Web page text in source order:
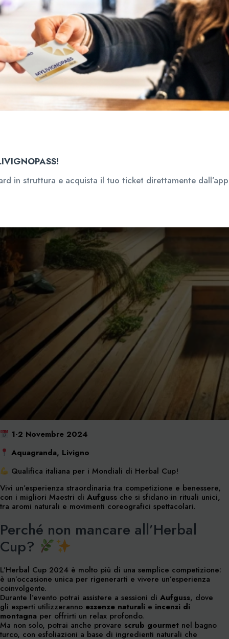
1-2 Novembre 2024
Aquagranda, Livigno
Qualifica italiana per i Mondiali di Herbal Cup!
Vivi un’esperienza straordinaria tra competizione e benessere,
con i migliori Maestri di Aufguss che si sfidano in rituali unici,
tra aromi naturali e movimenti coreografici spettacolari.
Perché non mancare all’Herbal
Cup?
L’Herbal Cup 2024 è molto più di una semplice competizione:
è un’occasione unica per rigenerarti e vivere un’esperienza
coinvolgente.
Durante l’evento potrai assistere a sessioni di Aufguss, dove
gli esperti utilizzeranno essenze naturali e incensi di
montagna per offrirti un relax profondo.
Ma non solo, potrai anche provare scrub gourmet nel bagno
turco, con esfoliazioni a base di ingredienti naturali che
in struttura e acquista il tuo ticket direttamente